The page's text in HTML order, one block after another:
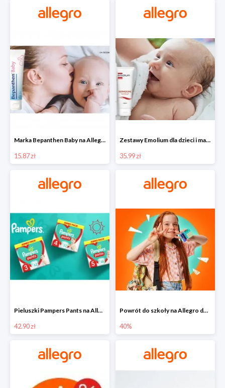
Marka Bepanthen Baby na Allegro od 15,87 zł!
15.87 zł
Zestawy Emolium dla dzieci i mam na Allegro od 35,99 zł
35.99 zł
Pieluszki Pampers Pants na Allegro od 42,90 zł
42.90 zł
Powrót do szkoły na Allegro do -40%
40%